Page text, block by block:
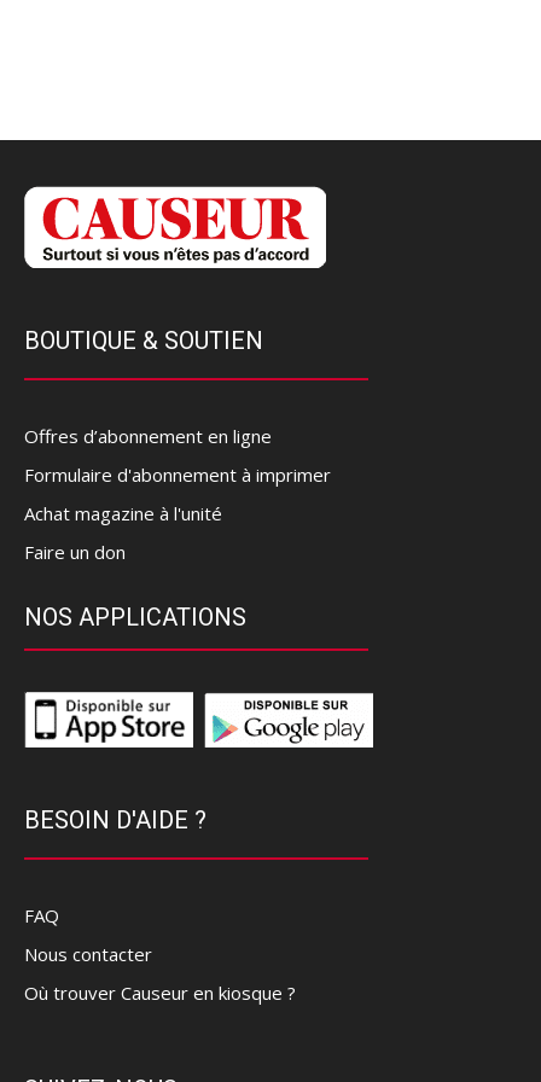
BOUTIQUE & SOUTIEN
Offres d’abonnement en ligne
Formulaire d'abonnement à imprimer
Achat magazine à l'unité
Faire un don
NOS APPLICATIONS
BESOIN D'AIDE ?
FAQ
Nous contacter
Où trouver Causeur en kiosque ?